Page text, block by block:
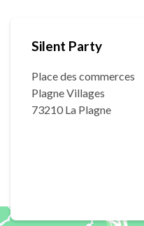
Silent Party
Place des commerces
Plagne Villages
73210 La Plagne